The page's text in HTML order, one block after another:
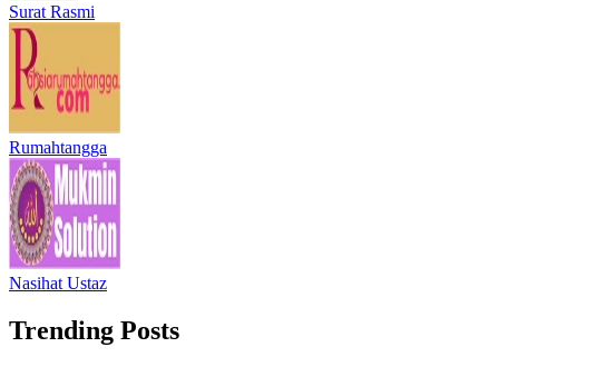
Surat Rasmi
Rumahtangga
Nasihat Ustaz
Trending Posts